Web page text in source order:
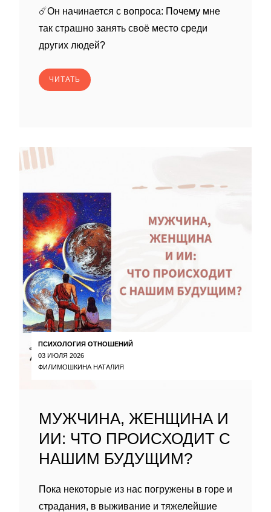
☄️Он начинается с вопроса: Почему мне
так страшно занять своё место среди
других людей?
ЧИТАТЬ
ПСИХОЛОГИЯ ОТНОШЕНИЙ
03 ИЮЛЯ 2026
ФИЛИМОШКИНА НАТАЛИЯ
МУЖЧИНА, ЖЕНЩИНА И
ИИ: ЧТО ПРОИСХОДИТ С
НАШИМ БУДУЩИМ?
Пока некоторые из нас погружены в горе и
страдания, в выживание и тяжелейшие